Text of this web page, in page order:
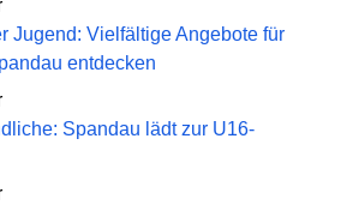
Jugend: Vielfältige Angebote für
entdecken
Spandau lädt zur U16-